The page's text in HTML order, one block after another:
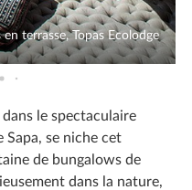
terrasse, Topas Ecolodge
le spectaculaire
Sapa, se niche cet
de bungalows de
dans la nature,